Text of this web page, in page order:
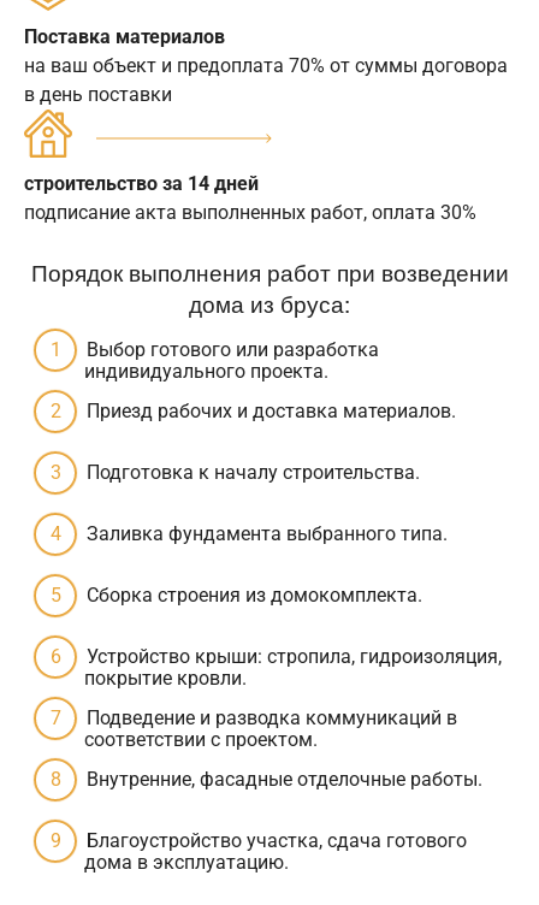
Поставка материалов
на ваш объект и предоплата 70% от суммы договора
в день поставки
строительство за 14 дней
подписание акта выполненных работ, оплата 30%
Порядок выполнения работ при возведении
дома из бруса:
Выбор готового или разработка
индивидуального проекта.
Приезд рабочих и доставка материалов.
Подготовка к началу строительства.
Заливка фундамента выбранного типа.
Сборка строения из домокомплекта.
Устройство крыши: стропила, гидроизоляция,
покрытие кровли.
Подведение и разводка коммуникаций в
соответствии с проектом.
Внутренние, фасадные отделочные работы.
Благоустройство участка, сдача готового
дома в эксплуатацию.